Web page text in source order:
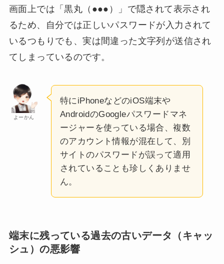
画面上では「黒丸（●●●）」で隠されて表示され
るため、自分では正しいパスワードが入力されて
いるつもりでも、実は間違った文字列が送信され
てしまっているのです。
よーかん
特にiPhoneなどのiOS端末や
AndroidのGoogleパスワードマネ
ージャーを使っている場合、複数
のアカウント情報が混在して、別
サイトのパスワードが誤って適用
されていることも珍しくありませ
ん。
端末に残っている過去の古いデータ（キャッ
シュ）の悪影響